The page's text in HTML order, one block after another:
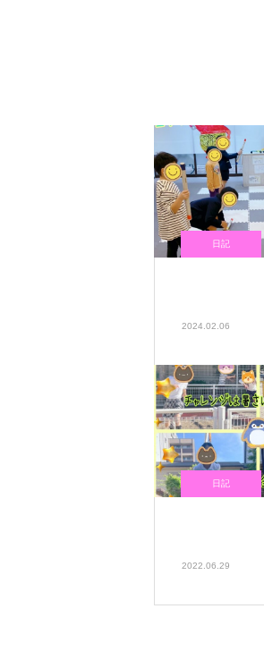
日記
2024.02.06
日記
2022.06.29